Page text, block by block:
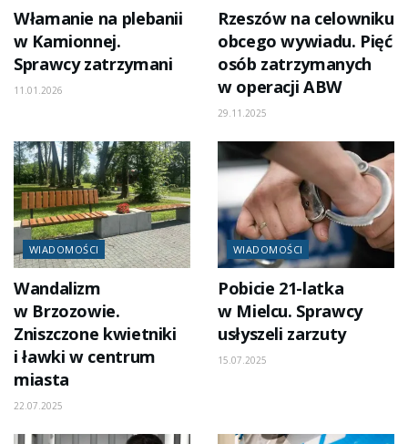
Włamanie na plebanii
w Kamionnej.
Sprawcy zatrzymani
11.01.2026
Rzeszów na celowniku
obcego wywiadu. Pięć
osób zatrzymanych
w operacji ABW
29.11.2025
WIADOMOŚCI
Wandalizm
w Brzozowie.
Zniszczone kwietniki
i ławki w centrum
miasta
22.07.2025
WIADOMOŚCI
Pobicie 21-latka
w Mielcu. Sprawcy
usłyszeli zarzuty
15.07.2025